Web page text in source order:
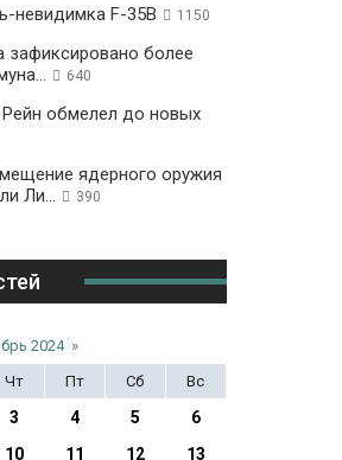
невидимка F-35B 1150
зафиксировано более
640
обмелел до новых
ядерного оружия
Ли...
390
2024 »
Чт Пт Сб Вс
3 4 5
6
10 11 12
13